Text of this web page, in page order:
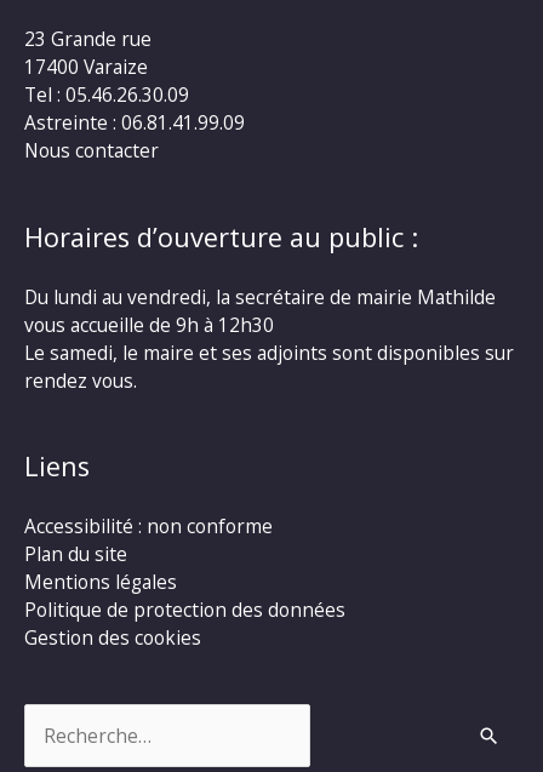
23 Grande rue
17400 Varaize
Tel : 05.46.26.30.09
Astreinte : 06.81.41.99.09
Nous contacter
Horaires d’ouverture au public :
Du lundi au vendredi, la secrétaire de mairie Mathilde
vous accueille de 9h à 12h30
Le samedi, le maire et ses adjoints sont disponibles sur
rendez vous.
Liens
Accessibilité : non conforme
Plan du site
Mentions légales
Politique de protection des données
Gestion des cookies